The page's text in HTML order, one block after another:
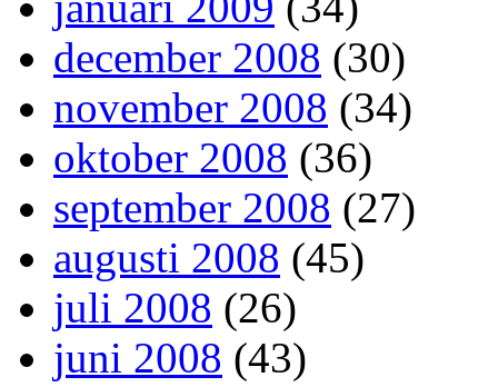
december 2008 (30)
november 2008 (34)
oktober 2008 (36)
september 2008 (27)
augusti 2008 (45)
juli 2008 (26)
juni 2008 (43)